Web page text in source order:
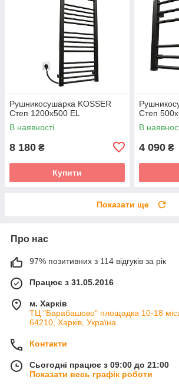
Рушникосушарка KOSSER
Степ 1200х500 EL
В наявності
8 180 ₴
Купити
Степ
В
4 090 ₴
Показати ще
Про нас
97% позитивних з 114 відгуків за рік
Працює з 31.05.2016
м. Харків
ТЦ "Барабашово" площадка 10-18
64210, Харків, Україна
Контакти
Сьогодні працює з 09:00 до 21:00
Показати весь графік роботи